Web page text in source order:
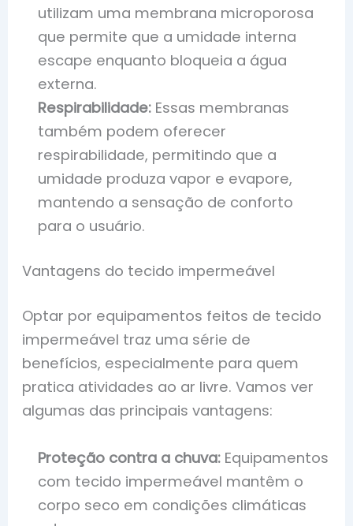
utilizam uma membrana microporosa
que permite que a umidade interna
escape enquanto bloqueia a água
externa.
Respirabilidade: Essas membranas
também podem oferecer
respirabilidade, permitindo que a
umidade produza vapor e evapore,
mantendo a sensação de conforto
para o usuário.
Vantagens do tecido impermeável
Optar por equipamentos feitos de tecido
impermeável traz uma série de
benefícios, especialmente para quem
pratica atividades ao ar livre. Vamos ver
algumas das principais vantagens:
Proteção contra a chuva: Equipamentos
com tecido impermeável mantêm o
corpo seco em condições climáticas